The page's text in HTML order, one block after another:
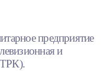
предприятие
и